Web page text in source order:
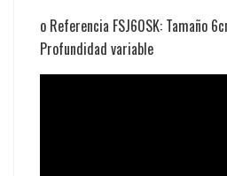
o Referencia FSJ60SK: Tamaño
Profundidad variable